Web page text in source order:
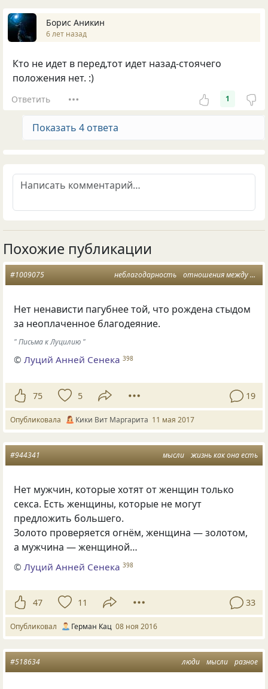
Борис Аникин
6 лет назад
Кто не идет в перед,тот идет назад-стоячего
положения нет. :)
Ответить 1
Показать 4 ответа
Похожие публикации
неблагодарность отношения между людьми
#1009075
Нет ненависти пагубнее той, что рождена стыдом
за неоплаченное благодеяние.
" Письма к Луцилию "
©Луций Анней Сенека 398
75 5 19
Опубликовала Кики Вит Маргарита 11 мая 2017
мысли жизнь как она есть
#944341
Нет мужчин, которые хотят от женщин только
секса. Есть женщины, которые не могут
предложить большего.
Золото проверяется огнём, женщина — золотом,
а мужчина — женщиной…
©Луций Анней Сенека 398
47 11 33
Опубликовал Герман Кац 08 ноя 2016
люди мысли разное
#518634